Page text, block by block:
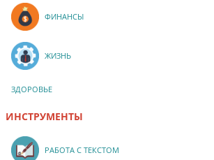
ФИНАНСЫ
ЖИЗНЬ
ЗДОРОВЬЕ
ИНСТРУМЕНТЫ
РАБОТА С ТЕКСТОМ